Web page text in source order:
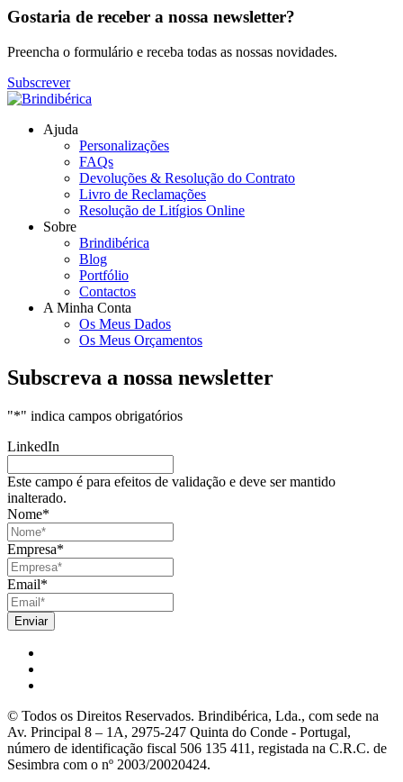
Gostaria de receber a nossa newsletter?
Preencha o formulário e receba todas as nossas novidades.
Subscrever
Ajuda
Personalizações
FAQs
Devoluções & Resolução do Contrato
Livro de Reclamações
Resolução de Litígios Online
Sobre
Brindibérica
Blog
Portfólio
Contactos
A Minha Conta
Os Meus Dados
Os Meus Orçamentos
Subscreva a nossa newsletter
"*" indica campos obrigatórios
LinkedIn
Este campo é para efeitos de validação e deve ser mantido
inalterado.
Nome*
Empresa*
Email*
© Todos os Direitos Reservados. Brindibérica, Lda., com sede na
Av. Principal 8 – 1A, 2975-247 Quinta do Conde - Portugal,
número de identificação fiscal 506 135 411, registada na C.R.C. de
Sesimbra com o nº 2003/20020424.